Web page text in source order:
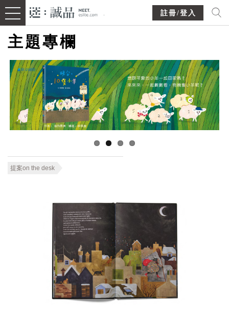
註冊/登入
主題專欄
提案on the desk